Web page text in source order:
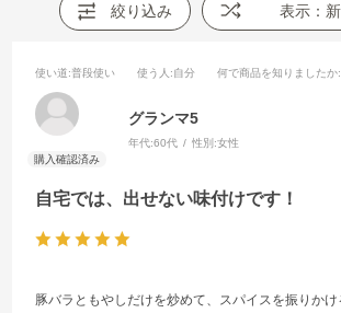
絞り込み 表示：
自宅では、出せない味付けです！
使い道:普段使い 使う人 :自分 何で商品を知りましたか
グランマ5
年代:60代 性別:女性
豚バラともやしだけを炒めて、スパイスを振りか